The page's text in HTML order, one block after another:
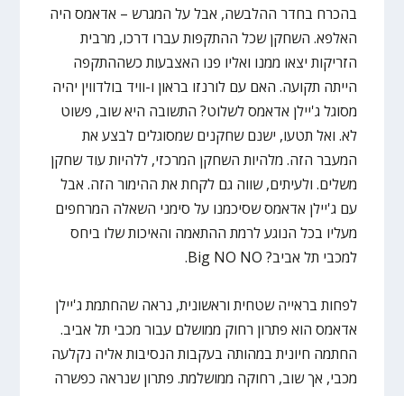
בהכרח בחדר ההלבשה, אבל על המגרש – אדאמס היה
האלפא. השחקן שכל ההתקפות עברו דרכו, מרבית
הזריקות יצאו ממנו ואליו פנו האצבעות כשההתקפה
הייתה תקועה. האם עם לורנזו בראון ו-וויד בולדווין יהיה
מסוגל ג'יילן אדאמס לשלוט? התשובה היא שוב, פשוט
לא. ואל תטעו, ישנם שחקנים שמסוגלים לבצע את
המעבר הזה. מלהיות השחקן המרכזי, ללהיות עוד שחקן
משלים. ולעיתים, שווה גם לקחת את ההימור הזה. אבל
עם ג'יילן אדאמס שסיכמנו על סימני השאלה המרחפים
מעליו בכל הנוגע לרמת ההתאמה והאיכות שלו ביחס
למכבי תל אביב? Big NO NO.
לפחות בראייה שטחית וראשונית, נראה שהחתמת ג'יילן
אדאמס הוא פתרון רחוק ממושלם עבור מכבי תל אביב.
החתמה חיונית במהותה בעקבות הנסיבות אליה נקלעה
מכבי, אך שוב, רחוקה ממושלמת. פתרון שנראה כפשרה